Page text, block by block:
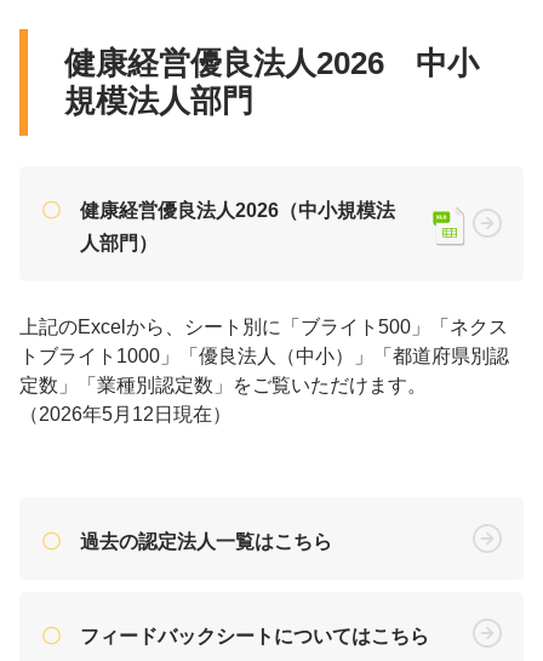
健康経営優良法人2026 中小
規模法人部門
健康経営優良法人2026（中小規模法
人部門）
上記のExcelから、シート別に「ブライト500」「ネクス
トブライト1000」「優良法人（中小）」「都道府県別認
定数」「業種別認定数」をご覧いただけます。
（2026年5月12日現在）
過去の認定法人一覧はこちら
フィードバックシートについてはこちら